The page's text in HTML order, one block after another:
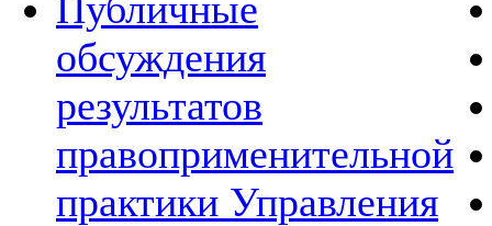
обсуждения
результатов
правоприменительной
практики Управления